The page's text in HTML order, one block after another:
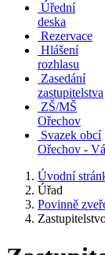
Úřední
deska
Rezervace
Hlášení
rozhlasu
Zasedání
zastupitelstva
ZŠ/MŠ
Ořechov
Svazek obcí
Ořechov -
Úvodní
Úřad
Povinně